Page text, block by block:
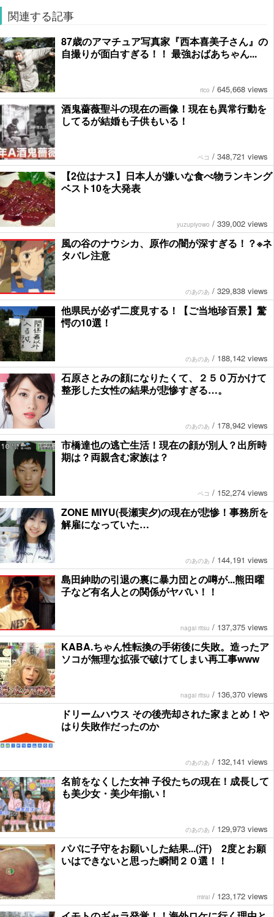
関連する記事
87歳のアマチュア写真家『西本喜美子さん』の
自撮りが面白すぎる！！ 最強おばあちゃん...
rico / 645,668 views
酒鬼薔薇聖斗の現在の画像！現在も異常行動を
してるが結婚も子供もいる！
ペコ / 348,721 views
【2位はナス】日本人が嫌いな食べ物ランキング
ベスト10を大発表
yuzupiyowo / 339,002 views
風の谷のナウシカ、原作の闇が深すぎる！？※ネ
タバレ注意
のあのあ / 329,838 views
他県民が必ず二度見する！【ご当地珍百景】驚
愕の10選！
のあのあ / 188,142 views
石原さとみの顔になりたくて、２５０万かけて
整形した女性の結果が悲惨すぎる…。
のあのあ / 178,942 views
市橋達也の逃亡生活！現在の顔が別人？出所時
期は？両親含む家族は？
ペコ / 152,274 views
ZONE MIYU(長瀬実夕)の現在が悲惨！事務所を
解雇になっていた…
のあのあ / 144,191 views
島田紳助の引退の裏に暴力団との噂が...熊田曜
子など有名人との関係がヤバい！！
nagai ritsu / 137,375 views
KABA.ちゃん性転換の手術後に失敗。造ったア
ソコが無理な拡張で破けてしまい再工事www
nagai ritsu / 136,370 views
ドリームハウス その後売却された家まとめ！や
はり失敗作だったのか
のあのあ / 132,141 views
名前をなくした女神 子役たちの現在！成長して
も美少女・美少年揃い！
のあのあ / 129,973 views
パパに子守をお願いした結果...(汗) 2度とお願
いはできないと思った瞬間２０選！！
mirai / 123,172 views